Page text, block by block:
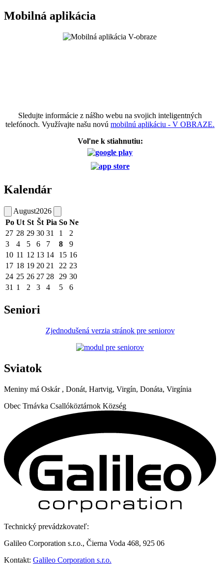
Mobilná aplikácia
Sledujte informácie z nášho webu na svojich inteligentných
telefónoch. Využívajte našu novú mobilnú aplikáciu - V OBRAZE.
Voľne k stiahnutiu:
Kalendár
August2026
Po Ut St Št Pia So Ne
27 28 29 30 31 1
2
3
4 5 6 7 8
9
10 11 12 13 14 15 16
17 18 19 20 21 22 23
24 25 26 27 28 29 30
31 1 2 3 4 5 6
Seniori
Zjednodušená verzia stránok pre seniorov
Sviatok
Meniny má Oskár , Donát, Hartvig, Virgín, Donáta, Virgínia
Obec Trnávka Csallóköztárnok Község
Technický prevádzkovateľ:
Galileo Corporation s.r.o., Čierna Voda 468, 925 06
Kontakt: Galileo Corporation s.r.o.